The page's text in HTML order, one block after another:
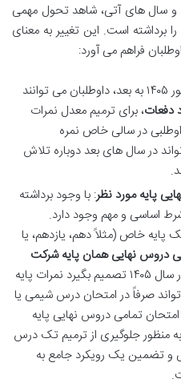
قوانین ترمیم معدل برای کنکور ۱۴۰۵ و سال های آتی، شاهد تحول مهمی
برداشته است. این تغییر به معنای
فراهم می آورد:
توانند
دفعات، برای ترمیم معدل نمرات
در سالی خاص نمره
در سال های بعد دوباره تلاش
پایه مورد نظر: با وجود برداشته
اساسی و مهم وجود دارد.
پایه خاص (مثلاً دهم، یازدهم، یا
دروس نهایی همان پایه شرکت
. به عنوان مثال، اگر فردی در سال ۱۴۰۵ تصمیم بگیرد نمرات پایه
صرفاً در امتحان درس شیمی یا
تمامی دروس نهایی پایه
منظور جلوگیری از ترمیم تک درس
و تضمین یک رویکرد جامع به